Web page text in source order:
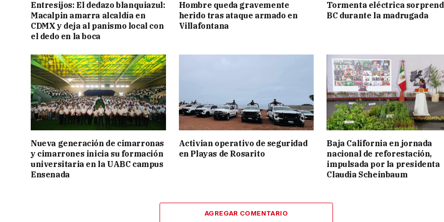
Entresijos: El dedazo blanquiazul:
Macalpin amarra alcaldía en
CDMX y deja al panismo local con
el dedo en la boca
Hombre queda gravemente
herido tras ataque armado en
Villafontana
Tormenta eléctrica
BC durante la madrugada
Nueva generación de cimarronas
y cimarrones inicia su formación
universitaria en la UABC campus
Ensenada
Activian operativo de seguridad
en Playas de Rosarito
Baja California en jornada
nacional de reforestación,
impulsada por la presidenta
Claudia Scheinbaum
AGREGAR COMENTARIO